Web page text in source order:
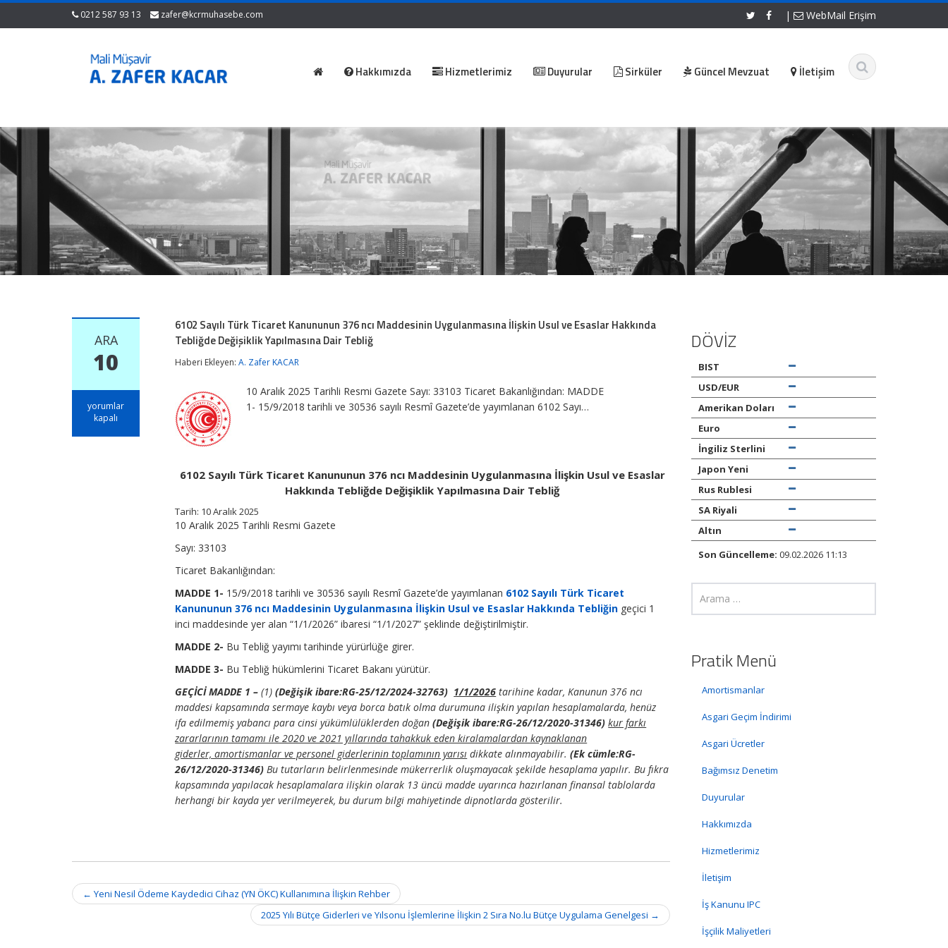
0212 587 93 13 zafer@kcrmuhasebe.com | WebMail Erişim
Hakkımızda Hizmetlerimiz Duyurular Sirküler Güncel Mevzuat İletişim
ARA
10
6102
Sayılı
yorumlar
kapalı
6102 Sayılı Türk Ticaret Kanununun 376 ncı Maddesinin Uygulanmasına İlişkin Usul ve Esaslar Hakkında
Tebliğde Değişiklik Yapılmasına Dair Tebliğ
Haberi Ekleyen:A. Zafer KACAR
10 Aralık 2025 Tarihli Resmi Gazete Sayı: 33103 Ticaret Bakanlığından: MADDE
1- 15/9/2018 tarihli ve 30536 sayılı Resmî Gazete’de yayımlanan 6102 Sayı…
6102 Sayılı Türk Ticaret Kanununun 376 ncı Maddesinin Uygulanmasına İlişkin Usul ve Esaslar
Hakkında Tebliğde Değişiklik Yapılmasına Dair Tebliğ
Tarih: 10 Aralık 2025
10 Aralık 2025 Tarihli Resmi Gazete
Sayı: 33103
Ticaret Bakanlığından:
MADDE 1- 15/9/2018 tarihli ve 30536 sayılı Resmî Gazete’de yayımlanan 6102 Sayılı Türk Ticaret
Kanununun 376 ncı Maddesinin Uygulanmasına İlişkin Usul ve Esaslar Hakkında Tebliğin geçici 1
inci maddesinde yer alan “1/1/2026” ibaresi “1/1/2027” şeklinde değiştirilmiştir.
MADDE 2- Bu Tebliğ yayımı tarihinde yürürlüğe girer.
MADDE 3- Bu Tebliğ hükümlerini Ticaret Bakanı yürütür.
GEÇİCİ MADDE 1 – (1)(Değişik ibare:RG-25/12/2024-32763) 1/1/2026 tarihine kadar, Kanunun 376 ncı
maddesi kapsamında sermaye kaybı veya borca batık olma durumuna ilişkin yapılan hesaplamalarda, henüz
ifa edilmemiş yabancı para cinsi yükümlülüklerden doğan(Değişik ibare:RG-26/12/2020-31346)kur farkı
zararlarının tamamı ile 2020 ve 2021 yıllarında tahakkuk eden kiralamalardan kaynaklanan
giderler, amortismanlar ve personel giderlerinin toplamının yarısı dikkate alınmayabilir.(Ek cümle:RG-
26/12/2020-31346) Bu tutarların belirlenmesinde mükerrerlik oluşmayacak şekilde hesaplama yapılır. Bu fıkra
kapsamında yapılacak hesaplamalara ilişkin olarak 13 üncü madde uyarınca hazırlanan finansal tablolarda
herhangi bir kayda yer verilmeyerek, bu durum bilgi mahiyetinde dipnotlarda gösterilir.
Post
navigation
← Yeni Nesil Ödeme Kaydedici Cihaz (YN ÖKC) Kullanımına İlişkin Rehber
2025 Yılı Bütçe Giderleri ve Yılsonu İşlemlerine İlişkin 2 Sıra No.lu Bütçe Uygulama Genelgesi →
DÖVİZ
BIST
USD/EUR
Amerikan Doları
Euro
İngiliz Sterlini
Japon Yeni
Rus Rublesi
SA Riyali
Altın
Son Güncelleme: 09.02.2026 11:13
Pratik Menü
Amortismanlar
Asgari Geçim İndirimi
Asgari Ücretler
Bağımsız Denetim
Duyurular
Hakkımızda
Hizmetlerimiz
İletişim
İş Kanunu IPC
İşçilik Maliyetleri